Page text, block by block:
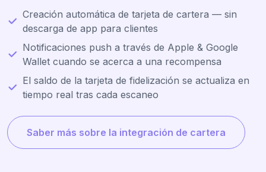
Creación automática de tarjeta de cartera — sin
descarga de app para clientes
Notificaciones push a través de Apple & Google
Wallet cuando se acerca a una recompensa
El saldo de la tarjeta de fidelización se actualiza en
tiempo real tras cada escaneo
Saber más sobre la integración de cartera